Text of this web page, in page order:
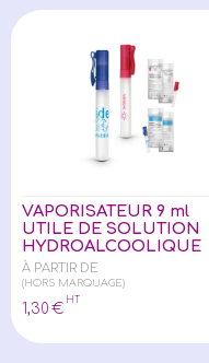
VAPORISATEUR 9 ml
UTILE DE SOLUTION
HYDROALCOOLIQUE
À PARTIR DE
(HORS MARQUAGE)
1,30 €
HT